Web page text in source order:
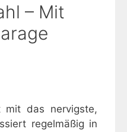
– Mit
mit das nervigste,
regelmäßig in